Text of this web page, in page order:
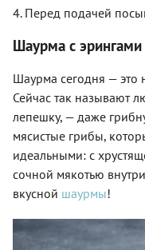
4. Перед подачей
Шаурма с эрингами
Шаурма сегодня — это
Сейчас так называют
лепешку, — даже
мясистые грибы,
идеальными: с
сочной мякотью
вкусной шаурмы!